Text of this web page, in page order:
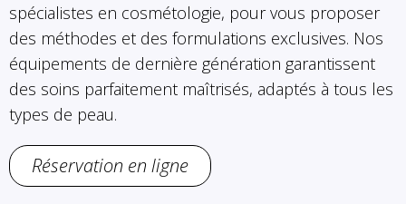
spécialistes en cosmétologie, pour vous proposer
des méthodes et des formulations exclusives. Nos
équipements de dernière génération garantissent
des soins parfaitement maîtrisés, adaptés à tous les
types de peau.
Réservation en ligne